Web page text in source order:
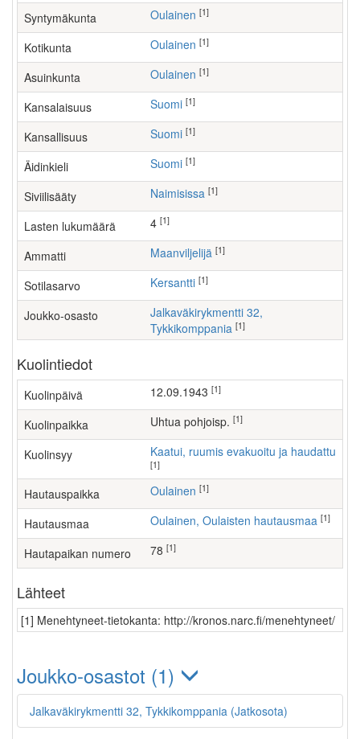
Syntymäkunta Oulainen [1]
Kotikunta Oulainen [1]
Asuinkunta Oulainen [1]
Kansalaisuus Suomi [1]
Kansallisuus Suomi [1]
Äidinkieli Suomi [1]
Siviilisääty Naimisissa [1]
Lasten lukumäärä [1]
Ammatti maanviljelijä [1]
Sotilasarvo Kersantti [1]
Joukko-osasto
Jalkaväkirykmentti 32,
Tykkikomppania [1]
Kuolintiedot
Kuolinpäivä 12.09.1943 [1]
Kuolinpaikka Uhtua pohjoisp. [1]
Kuolinsyy Kaatui, ruumis evakuoitu ja haudattu
[1]
Hautauspaikka Oulainen [1]
Hautausmaa Oulainen, Oulaisten hautausmaa [1]
Hautapaikan numero 78 [1]
Lähteet
[1] Menehtyneet-tietokanta: http://kronos.narc.fi/menehtyneet/
Joukko-osastot (1)
Jalkaväkirykmentti 32, Tykkikomppania (Jatkosota)